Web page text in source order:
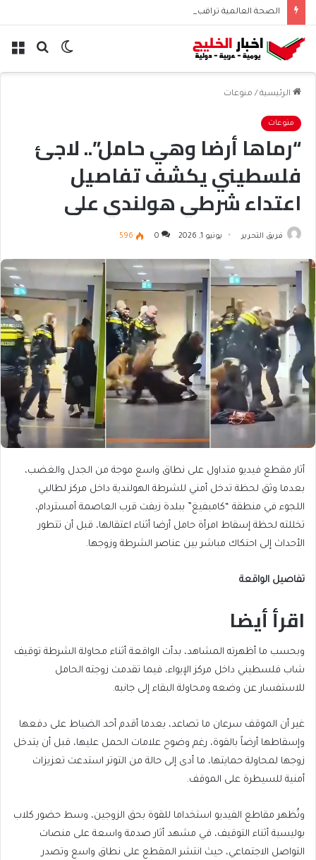
الصحة العالمية تراقب القراد في أوروبا بعد رصد فيروس بوربون
بحث الوضع
الرئيسية / منوعات
منوعات
“رماها أرضا وهي حامل”.. لاجئ
فلسطيني يكشف تفاصيل
اعتداء شرطي هولندي على
زوجته
فريق التحرير يونيو 1, 2026 0
596
أثار مقطع فيديو متداول على نطاق واسع موجة من الجدل والغضب،
بعدما وثق لحظة تدخل أمني للشرطة الهولندية داخل مركز لطالبي
اللجوء في منطقة “كامبفيغ” ببلدة زيفت قرب العاصمة أمستردام،
تخللته لحظة إسقاط امرأة حامل أرضا أثناء اعتقالها، قبل أن تتطور
الأحداث إلى احتكاك مباشر بين عناصر الشرطة وزوجها.
تفاصيل الواقعة
اقرأ أيضا
list
of
2
end
of
list
وبحسب ما أظهرته المشاهد، بدأت الواقعة أثناء محاولة الشرطة توقيف
شاب فلسطيني داخل مركز الإيواء، فيما تقدمت زوجته الحامل
للاستفسار عن وضعه ومحاولة البقاء إلى جانبه.
غير أن الموقف سرعان ما تصاعد، بعدما أقدم أحد الضباط على دفعها
وإسقاطها أرضاً بالقوة، رغم وضوح علامات الحمل عليها، قبل أن يتدخل
زوجها لمحاولة حمايتها، ما أدى إلى حالة من التوتر استدعت تعزيزات
أمنية للسيطرة على الموقف.
وتُظهر مقاطع الفيديو استخداما للقوة بحق الزوجين، وسط حضور كلاب
بوليسية أثناء التوقيف، في مشهد أثار صدمة واسعة على منصات
التواصل الاجتماعي، حيث انتشر المقطع على نطاق واسع وتصدر